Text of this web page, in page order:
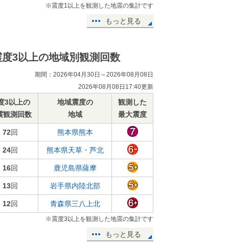
※震度1以上を観測した地震の集計です
もっと見る
度3以上の地域別観測回数
期間：2026年04月30日～2026年08月08日
2026年08月08日17:40更新
3以上の
観測回数
地域震度の
地域
観測した
最大震度
72回 熊本県熊本
24回 熊本県天草・芦北
16回 鹿児島県薩摩
13回 岩手県内陸北部
12回 青森県三八上北
※震度3以上を観測した地震の集計です
もっと見る